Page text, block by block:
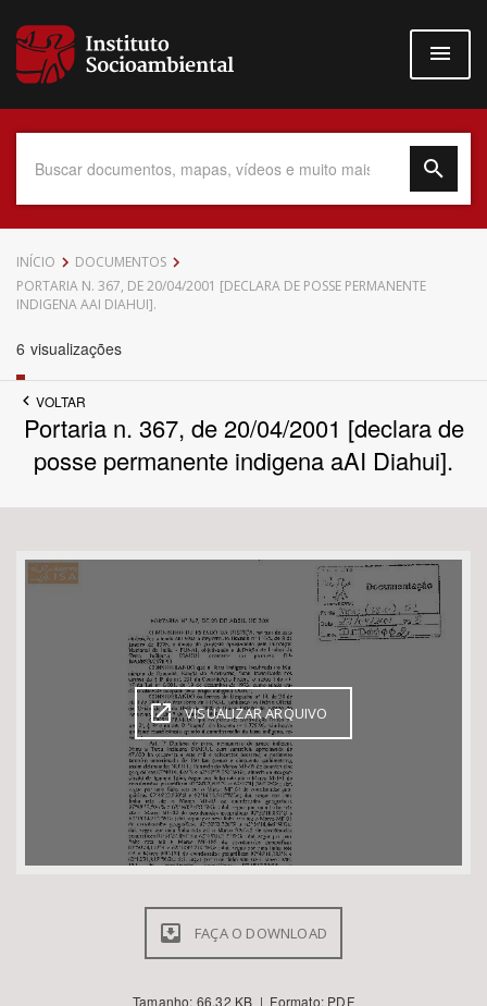
para
conteúdo
Data do Documento
Povo Indígena
Área de Levantamento
INÍCIO
DOCUMENTOS
PORTARIA N. 367, DE 20/04/2001 [DECLARA DE POSSE PERMANENTE
INDIGENA AAI DIAHUI].
6 visualizações
VOLTAR
Portaria n. 367, de 20/04/2001 [declara de
posse permanente indigena aAI Diahui].
VISUALIZAR ARQUIVO
FAÇA O DOWNLOAD
Tamanho: 66.32 KB | Formato: PDF